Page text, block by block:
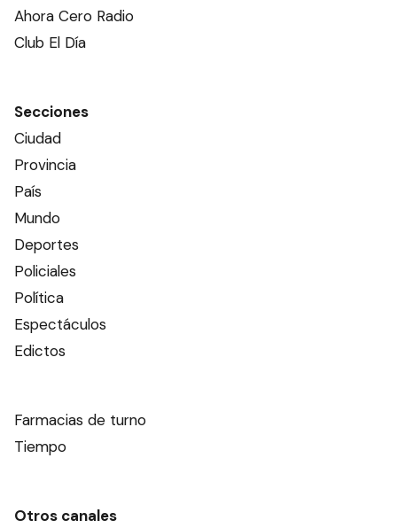
Ahora Cero Radio
Club El Día
Secciones
Ciudad
Provincia
País
Mundo
Deportes
Policiales
Política
Espectáculos
Edictos
Farmacias de turno
Tiempo
Otros canales